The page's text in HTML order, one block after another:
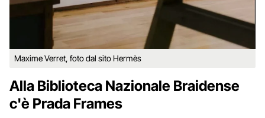
Maxime Verret, foto dal sito Hermès
Alla Biblioteca Nazionale Braidense
c'è Prada Frames